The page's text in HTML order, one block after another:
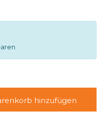
hinzufügen